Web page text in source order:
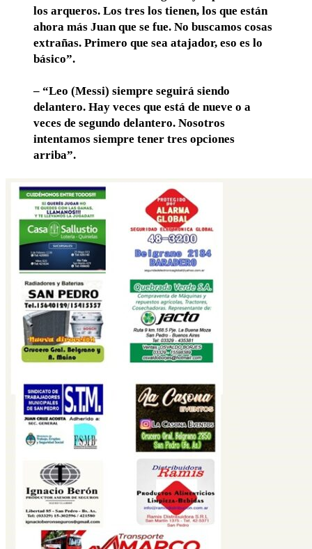
los arqueros. Los tres los tienen, los que están
ahora más Juan que se fue. No buscamos cosas
extrañas. Primero que sea atajador, eso es lo
básico”.
– “Leo (Messi) siempre seguirá siendo
delantero. Hay veces que está de nueve o a
veces de segundo delantero. Nosotros
intentamos siempre tener tres opciones
arriba”.